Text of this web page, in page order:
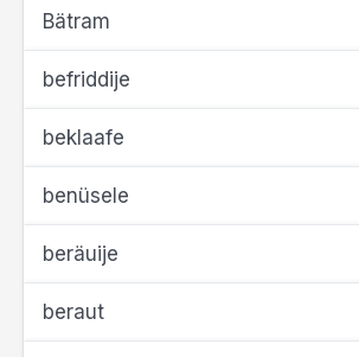
Bätram
befriddije
beklaafe
benüsele
beräuije
beraut